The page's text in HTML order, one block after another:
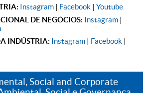
Instagram | Facebook | Youtube
DE NEGÓCIOS: Instagram |
INDÚSTRIA: Instagram | Facebook |
Social and Corporate